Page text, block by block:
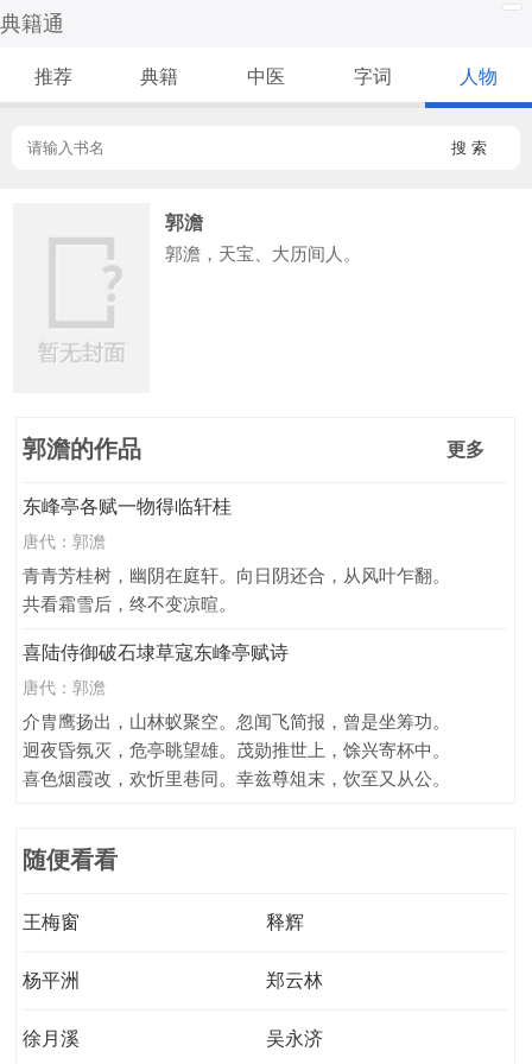
典籍通
推荐 典籍 中医 字词 人物
搜 索
郭澹
郭澹，天宝、大历间人。
郭澹的作品 更多
东峰亭各赋一物得临轩桂
唐代：郭澹
青青芳桂树，幽阴在庭轩。向日阴还合，从风叶乍翻。
共看霜雪后，终不变凉暄。
喜陆侍御破石埭草寇东峰亭赋诗
唐代：郭澹
介胄鹰扬出，山林蚁聚空。忽闻飞简报，曾是坐筹功。
迥夜昏氛灭，危亭眺望雄。茂勋推世上，馀兴寄杯中。
喜色烟霞改，欢忻里巷同。幸兹尊俎末，饮至又从公。
随便看看
王梅窗 释辉
杨平洲 郑云林
徐月溪 吴永济